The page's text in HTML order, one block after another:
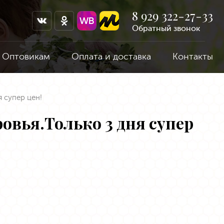
8 929 322-27-33
Обратный звонок
Оптовикам Оплата и доставка Контакты
супер цен!
3 дня супер